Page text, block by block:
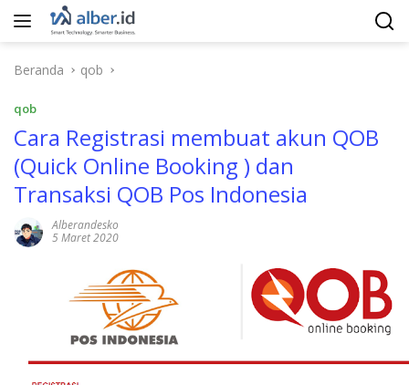
Langsung
Beranda
qob
qob
Cara Registrasi membuat akun QOB
(Quick Online Booking ) dan
Transaksi QOB Pos Indonesia
Alberandesko
5 Maret 2020